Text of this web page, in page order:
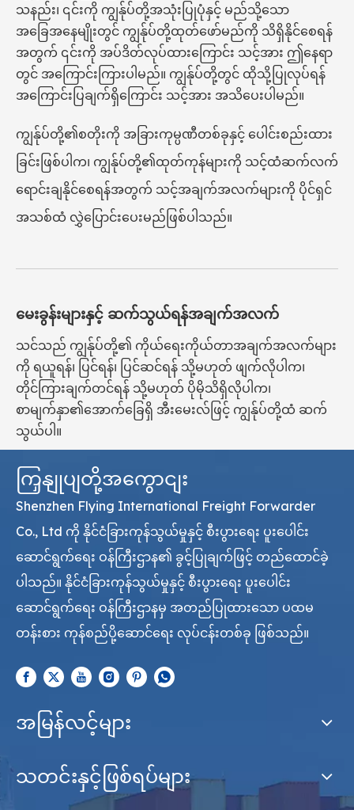
သနည်း၊ ၎င်းကို ကျွန်ုပ်တို့အသုံးပြုပုံနှင့် မည်သို့သော
အခြေအနေမျိုးတွင် ကျွန်ုပ်တို့ထုတ်ဖော်မည်ကို သိရှိနိုင်စေရန်
အတွက် ၎င်းကို အပ်ဒိတ်လုပ်ထားကြောင်း သင့်အား ဤနေရာ
တွင် အကြောင်းကြားပါမည်။ ကျွန်ုပ်တို့တွင် ထိုသို့ပြုလုပ်ရန်
အကြောင်းပြချက်ရှိကြောင်း သင့်အား အသိပေးပါမည်။
ကျွန်ုပ်တို့၏စတိုးကို အခြားကုမ္ပဏီတစ်ခုနှင့် ပေါင်းစည်းထား
ခြင်းဖြစ်ပါက၊ ကျွန်ုပ်တို့၏ထုတ်ကုန်များကို သင့်ထံဆက်လက်
ရောင်းချနိုင်စေရန်အတွက် သင့်အချက်အလက်များကို ပိုင်ရှင်
အသစ်ထံ လွှဲပြောင်းပေးမည်ဖြစ်ပါသည်။
မေးခွန်းများနှင့် ဆက်သွယ်ရန်အချက်အလက်
သင်သည် ကျွန်ုပ်တို့၏ ကိုယ်ရေးကိုယ်တာအချက်အလက်များ
ကို ရယူရန်၊ ပြင်ရန်၊ ပြင်ဆင်ရန် သို့မဟုတ် ဖျက်လိုပါက၊
တိုင်ကြားချက်တင်ရန် သို့မဟုတ် ပိုမိုသိရှိလိုပါက၊
စာမျက်နှာ၏အောက်ခြေရှိ အီးမေးလ်ဖြင့် ကျွန်ုပ်တို့ထံ ဆက်
သွယ်ပါ။
ကြှနျုပျတို့အကွောငျး
Shenzhen Flying International Freight Forwarder
Co., Ltd ကို နိုင်ငံခြားကုန်သွယ်မှုနှင့် စီးပွားရေး ပူးပေါင်း
ဆောင်ရွက်ရေး ဝန်ကြီးဌာန၏ ခွင့်ပြုချက်ဖြင့် တည်ထောင်ခဲ့
ပါသည်။ နိုင်ငံခြားကုန်သွယ်မှုနှင့် စီးပွားရေး ပူးပေါင်း
ဆောင်ရွက်ရေး ဝန်ကြီးဌာနမှ အတည်ပြုထားသော ပထမ
တန်းစား ကုန်စည်ပို့ဆောင်ရေး လုပ်ငန်းတစ်ခု ဖြစ်သည်။
အမြန်လင့်များ
သတင်းနှင့်ဖြစ်ရပ်များ